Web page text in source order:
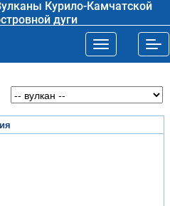
Курило-Камчатской
дуги
Toggle